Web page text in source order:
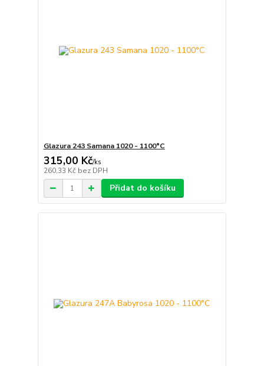
Glazura 243 Samana 1020 - 1100°C
315,00 Kč/ks
260,33 Kč bez DPH
Přidat do košíku